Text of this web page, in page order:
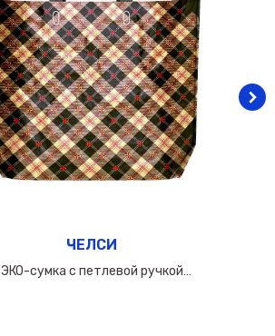
ЧЕЛСИ
ЭКО-сумка с петлевой ручкой